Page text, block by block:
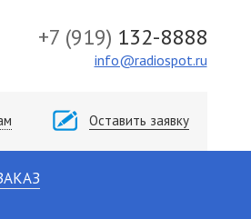
+7 (919) 132-8888
info@radiospot.ru
Оставить заявку